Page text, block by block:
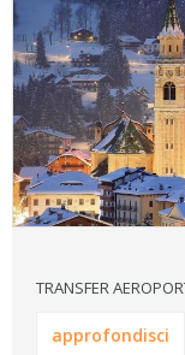
TRANSFER
approfondisci